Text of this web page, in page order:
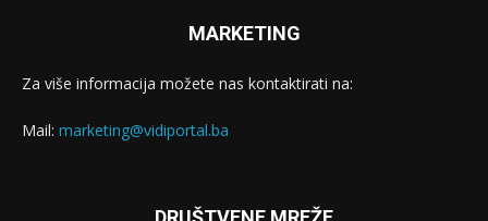
MARKETING
Za više informacija možete nas kontaktirati na:
Mail: marketing@vidiportal.ba